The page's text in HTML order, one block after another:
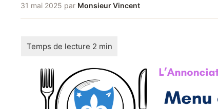
31 mai 2025 par Monsieur Vincent